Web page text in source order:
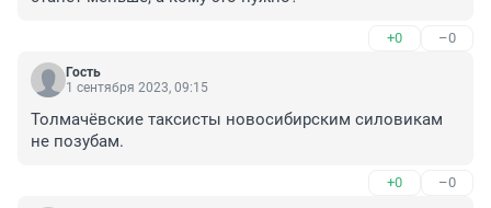
+0 –0
Гость
1 сентября 2023, 09:15
Толмачёвские таксисты новосибирским силовикам
не позубам.
+0 –0